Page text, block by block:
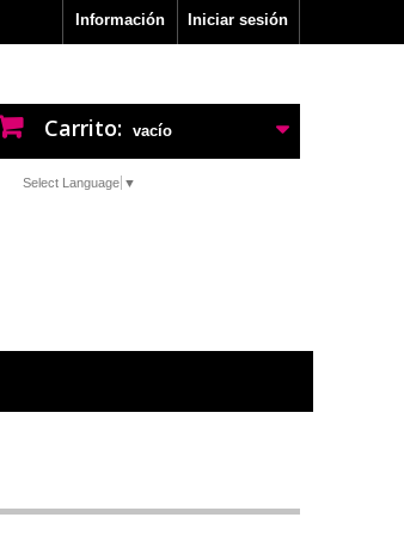
Iniciar sesión
Información
Carrito: vacío
Select Language ▼